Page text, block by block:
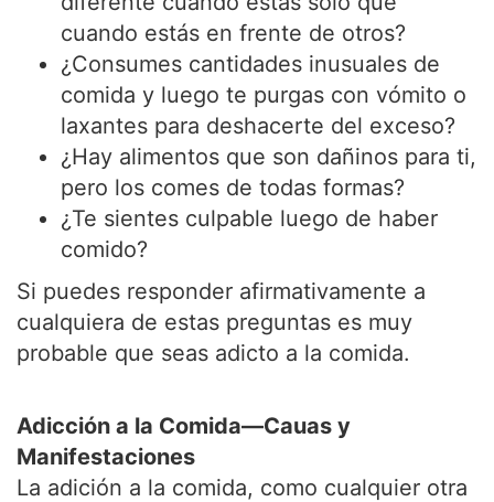
cuando estás en frente de otros?
¿Consumes cantidades inusuales de
comida y luego te purgas con vómito o
laxantes para deshacerte del exceso?
¿Hay alimentos que son dañinos para ti,
pero los comes de todas formas?
¿Te sientes culpable luego de haber
comido?
Si puedes responder afirmativamente a
cualquiera de estas preguntas es muy
probable que seas adicto a la comida.
Adicción a la Comida—Cauas y
Manifestaciones
La adición a la comida, como cualquier otra